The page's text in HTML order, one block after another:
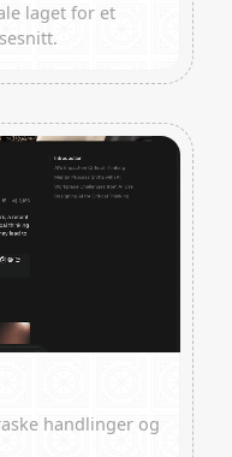
laget for et
handlinger og